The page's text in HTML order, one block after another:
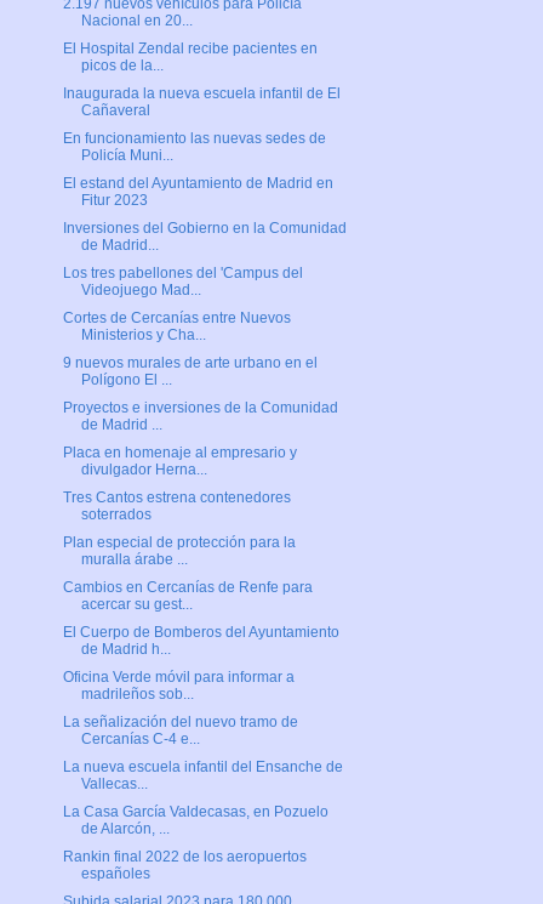
2.197 nuevos vehículos para Policía
Nacional en 20...
El Hospital Zendal recibe pacientes en
picos de la...
Inaugurada la nueva escuela infantil de El
Cañaveral
En funcionamiento las nuevas sedes de
Policía Muni...
El estand del Ayuntamiento de Madrid en
Fitur 2023
Inversiones del Gobierno en la Comunidad
de Madrid...
Los tres pabellones del 'Campus del
Videojuego Mad...
Cortes de Cercanías entre Nuevos
Ministerios y Cha...
9 nuevos murales de arte urbano en el
Polígono El ...
Proyectos e inversiones de la Comunidad
de Madrid ...
Placa en homenaje al empresario y
divulgador Herna...
Tres Cantos estrena contenedores
soterrados
Plan especial de protección para la
muralla árabe ...
Cambios en Cercanías de Renfe para
acercar su gest...
El Cuerpo de Bomberos del Ayuntamiento
de Madrid h...
Oficina Verde móvil para informar a
madrileños sob...
La señalización del nuevo tramo de
Cercanías C-4 e...
La nueva escuela infantil del Ensanche de
Vallecas...
La Casa García Valdecasas, en Pozuelo
de Alarcón, ...
Rankin final 2022 de los aeropuertos
españoles